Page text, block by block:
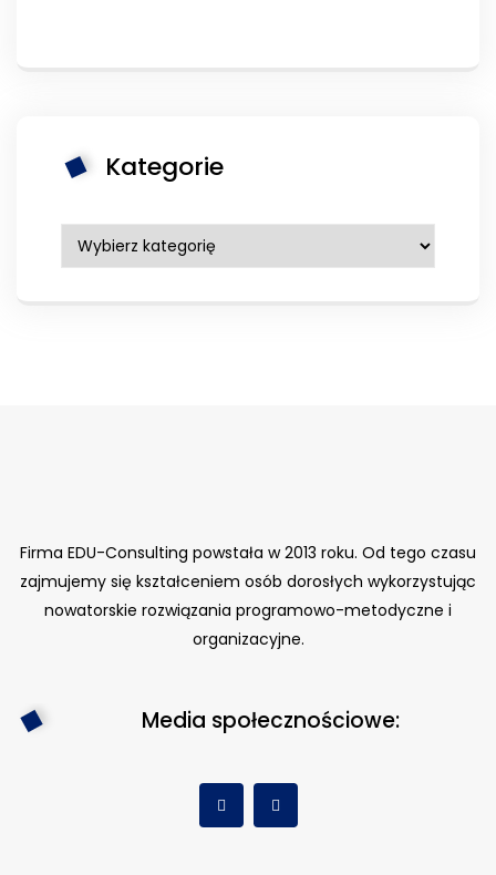
Kategorie
Kategorie
Firma EDU-Consulting powstała w 2013 roku. Od tego czasu
zajmujemy się kształceniem osób dorosłych wykorzystując
nowatorskie rozwiązania programowo-metodyczne i
organizacyjne.
Media społecznościowe: